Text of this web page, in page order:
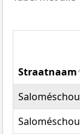
Straatnaam
Straatnaam